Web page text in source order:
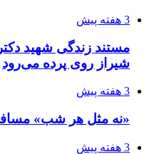
3 هفته پیش
مستند زندگی شهید
شیراز روی پرده می‌رود
3 هفته پیش
«نه مثل هر شب» مسافر
3 هفته پیش